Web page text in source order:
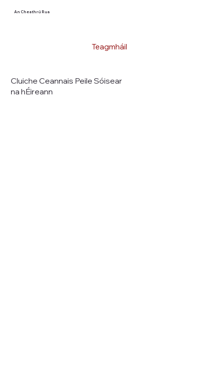
An Cheathrú Rua
Teagmháil
Cluiche Ceannais Peile Sóisear
na hÉireann